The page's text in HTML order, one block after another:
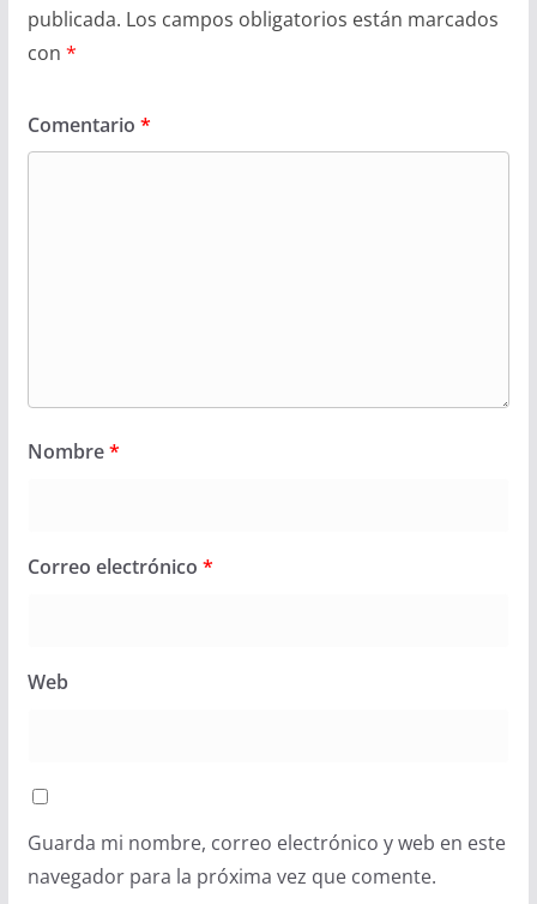
publicada. Los campos obligatorios están marcados
con *
Comentario *
Nombre*
Correo electrónico *
Web
Guarda mi nombre, correo electrónico y web en este
navegador para la próxima vez que comente.